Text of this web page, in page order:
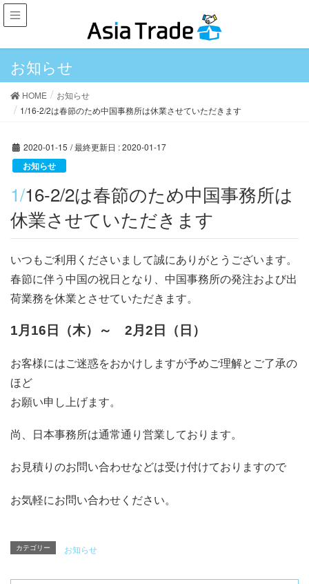
お知らせ
HOME
お知らせ
1/16-2/2は春節のため中国事務所は休業させていただきます
2020-01-15 / 最終更新日 :2020-01-17
お知らせ
1/16-2/2は春節のため中国事務所は
休業させていただきます
いつもご利用くださいまして誠にありがとうございます。
春節に伴う中国の祝日となり、中国事務所の発注および出
荷業務を休業とさせていただきます。
1月16日（木）～ 2月2日（日）
お客様にはご迷惑をおかけしますが予めご理解とご了承の
ほど
お願い申し上げます。
尚、日本事務所は通常通り営業しております。
お見積りのお問い合わせなどは受け付けておりますので
お気軽にお問い合わせください。
カテゴリー お知らせ